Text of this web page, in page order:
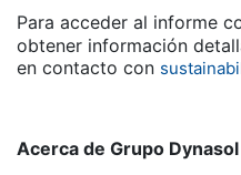
Para acceder al informe
obtener información
en contacto con
Acerca de Grupo Dynasol